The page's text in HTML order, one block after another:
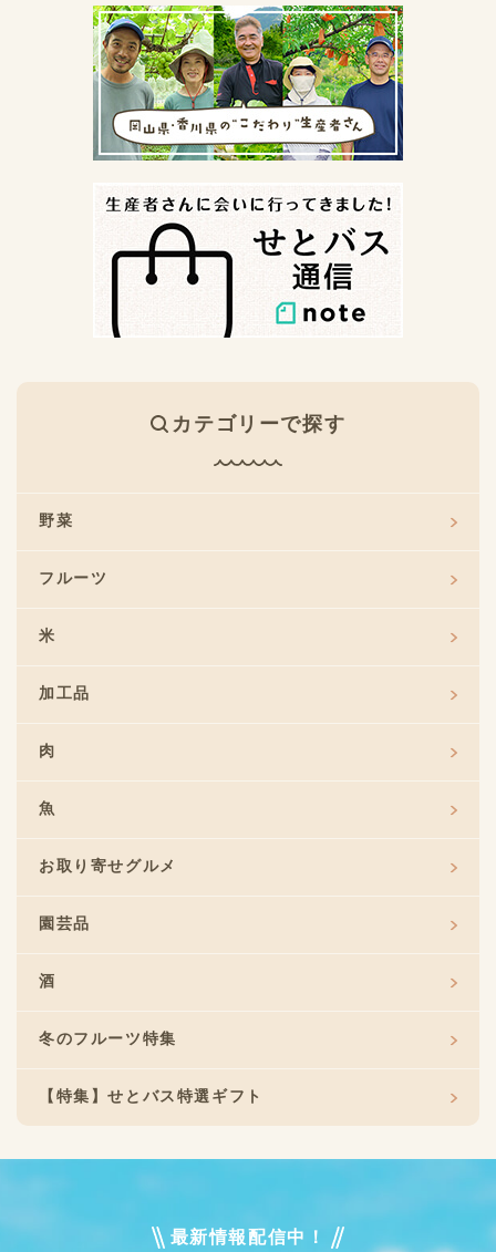
カテゴリーで探す
野菜
フルーツ
米
加工品
肉
魚
お取り寄せグルメ
園芸品
酒
冬のフルーツ特集
【特集】せとバス特選ギフト
最新情報配信中！